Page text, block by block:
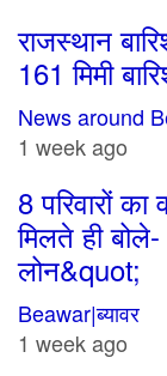
राजस्थान
161 मिमी
News around
1 week ago
8 परिवारों का
मिलते ही
लोन&quot;
Beawar|ब्यावर
1 week ago